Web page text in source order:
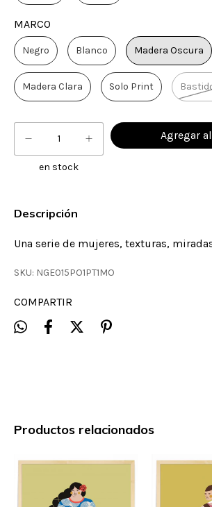
MARCO
Negro Blanco Madera Oscura
Madera Clara Solo Print
en stock
Descripción
Una serie de mujeres, texturas,
SKU: NGE015PO1PT1MO
COMPARTIR
Productos relacionados